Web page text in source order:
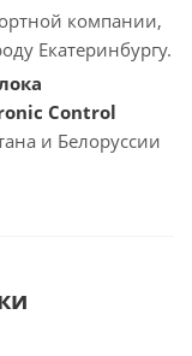
компании,
Екатеринбургу.
Control
и Белоруссии